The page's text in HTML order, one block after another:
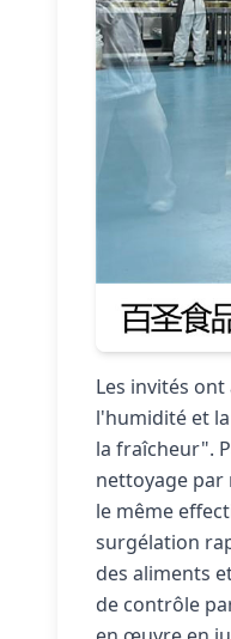
Les invités
l'humidité et
la fraîcheur".
nettoyage par
le même
surgélation
des aliments
de contrôle